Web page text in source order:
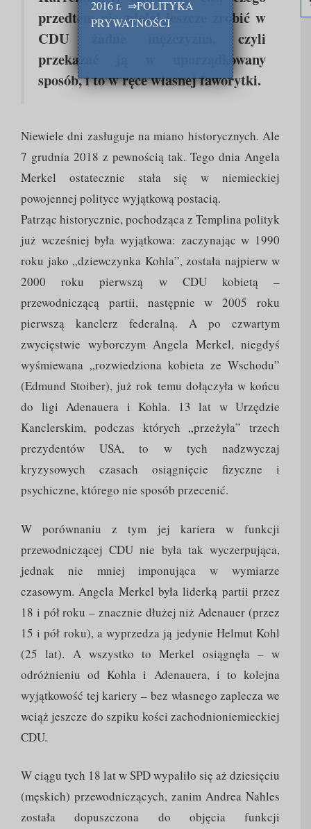
przedtem nie zdołał jeszcze zrobić w
CDU żadne mężczyzna, czyli
przekazać ją w uporządkowany
sposób, i to w ręce własnej faworytki.
Niewiele dni zasługuje na miano historycznych. Ale
7 grudnia 2018 z pewnością tak. Tego dnia Angela
Merkel ostatecznie stała się w niemieckiej
powojennej polityce wyjątkową postacią.
Patrząc historycznie, pochodząca z Templina polityk
już wcześniej była wyjątkowa: zaczynając w 1990
roku jako „dziewczynka Kohla”, została najpierw w
2000 roku pierwszą w CDU kobietą –
przewodniczącą partii, następnie w 2005 roku
pierwszą kanclerz federalną. A po czwartym
zwycięstwie wyborczym Angela Merkel, niegdyś
wyśmiewana „rozwiedziona kobieta ze Wschodu”
(Edmund Stoiber), już rok temu dołączyła w końcu
do ligi Adenauera i Kohla. 13 lat w Urzędzie
Kanclerskim, podczas których „przeżyła” trzech
prezydentów USA, to w tych nadzwyczaj
kryzysowych czasach osiągnięcie fizyczne i
psychiczne, którego nie sposób przecenić.
W porównaniu z tym jej kariera w funkcji
przewodniczącej CDU nie była tak wyczerpująca,
jednak nie mniej imponująca w wymiarze
czasowym. Angela Merkel była liderką partii przez
18 i pół roku – znacznie dłużej niż Adenauer (przez
15 i pół roku), a wyprzedza ją jedynie Helmut Kohl
(25 lat). A wszystko to Merkel osiągnęła – w
odróżnieniu od Kohla i Adenauera, i to kolejna
wyjątkowość tej kariery – bez własnego zaplecza we
wciąż jeszcze do szpiku kości zachodnioniemieckiej
CDU.
W ciągu tych 18 lat w SPD wypaliło się aż dziesięciu
(męskich) przewodniczących, zanim Andrea Nahles
została dopuszczona do objęcia funkcji
2016 r. ⇒POLITYKA
PRYWATNOŚCI